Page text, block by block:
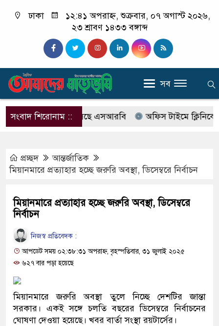
ঢাকা
১২:৪১ অপরাহ্ন, শুক্রবার, ০৭ অগাস্ট ২০২৬,
২৩ শ্রাবণ ১৪৩৩ বঙ্গাব্দ
সব
সংবাদ শিরোনাম ::
নাম বদলে আসছে এসআরবি অফিস টাইমে ক্লিনিকে রোগী
প্রচ্ছদ
আন্তর্জাতিক
মিয়ানমারে প্রত্যাহার হচ্ছে জরুরি অবস্থা, ডিসেম্বরে নির্বাচন
মিয়ানমারে প্রত্যাহার হচ্ছে জরুরি অবস্থা, ডিসেম্বরে
নির্বাচন
নিজস্ব প্রতিবেদক :
আপডেট সময় ০২:৩৮:৩১ অপরাহ্ন, বৃহস্পতিবার, ৩১ জুলাই ২০২৫
৬২৭ বার পড়া হয়েছে
মিয়ানমারে জরুরি অবস্থা তুলে নিচ্ছে দেশটির জান্তা
সরকার। একই সঙ্গে চলতি বছরের ডিসেম্বরে নির্বাচনের
ঘোষণা দেওয়া হয়েছে। খবর বার্তা সংস্থা রয়টার্সের।